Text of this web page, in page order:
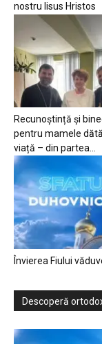
nostru Iisus Hristos
Recunoștință și
pentru mamele
viață – din partea...
Învierea Fiului
Descoperă